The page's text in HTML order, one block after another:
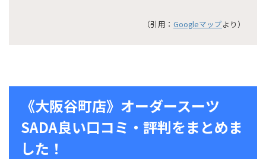
（引用： Googleマップより）
《大阪谷町店》オーダースーツ
SADA良い口コミ・評判をまとめま
した！